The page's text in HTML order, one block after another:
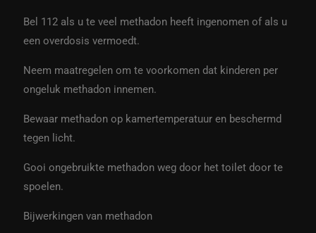
Bel 112 als u te veel methadon heeft ingenomen of als u
een overdosis vermoedt.
Neem maatregelen om te voorkomen dat kinderen per
ongeluk methadon innemen.
Bewaar methadon op kamertemperatuur en beschermd
tegen licht.
Gooi ongebruikte methadon weg door het toilet door te
spoelen.
Bijwerkingen van methadon